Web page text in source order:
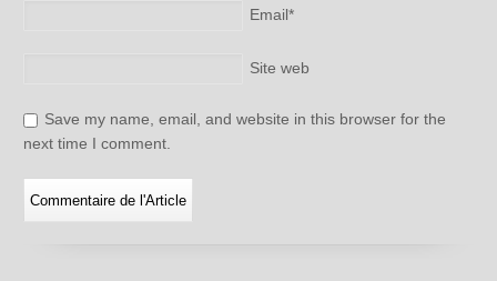
Email*
Site web
Save my name, email, and website in this browser for the
next time I comment.